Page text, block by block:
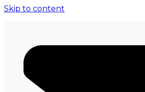
Skip to content